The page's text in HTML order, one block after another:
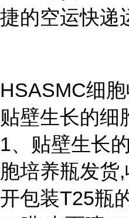
捷的空运快递
HSASMC细
贴壁生长的细
1、贴壁生长
胞培养瓶发货
开包装T25瓶